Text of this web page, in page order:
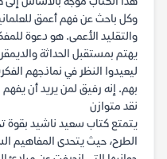
وكل باحث عن فهم أعمق
والتقليد الأعمى. هو دعوة
يهتم بمستقبل الحداثة
ليعيدوا النظر في نماذجهم
بهم. إنه رفيق لمن يريد أن يفهم
نقد متوازن
يتمتع كتاب سعيد ناشيد بقوة
الطرح، حيث يتحدى المفاهيم